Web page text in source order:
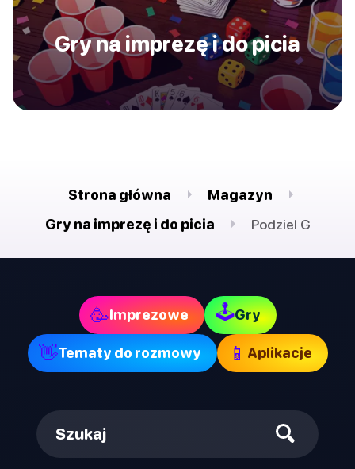
Gry na imprezę i do picia
Strona główna
Magazyn
Gry na imprezę i do picia
Podziel G
🥳Imprezowe 🕹Gry
👋Tematy do rozmowy 📱 Aplikacje
Szukaj